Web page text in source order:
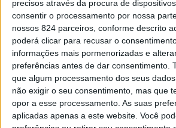
precisos através da procura de
consentir o processamento por nossa
nossos 824 parceiros, conforme descrito
poderá clicar para recusar o
informações mais pormenorizadas e
preferências antes de dar consentimento.
que algum processamento dos seus
não exigir o seu consentimento, mas que
opor a esse processamento. As suas
aplicadas apenas a este website. Você
circuito
cinema em
> Promoção. O realizador Luís Diogo
icónicos da cidade, como o Parque
Centro Vidreiro, para dar cor ao seu
trabalho, e que poderão ser